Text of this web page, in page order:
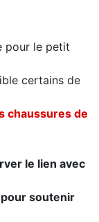
pour le petit
certains de
chaussures de
le lien avec
soutenir